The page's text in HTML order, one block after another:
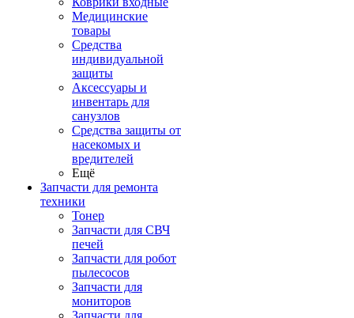
Медицинские
товары
Средства
индивидуальной
защиты
Аксессуары и
инвентарь для
санузлов
Средства защиты от
насекомых и
вредителей
Ещё
Запчасти для ремонта
техники
Тонер
Запчасти для СВЧ
печей
Запчасти для робот
пылесосов
Запчасти для
мониторов
Запчасти для